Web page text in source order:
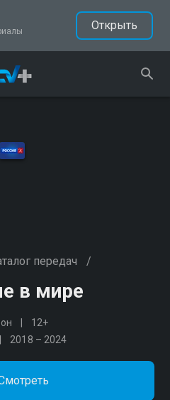
Открыть
передач /
в мире
12+
2018 – 2024